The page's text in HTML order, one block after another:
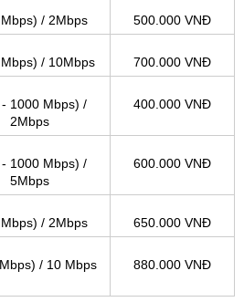
/ 2Mbps 500.000 VNĐ
/ 10Mbps 700.000 VNĐ
1000 Mbps) /
2Mbps
400.000 VNĐ
1000 Mbps) /
5Mbps
600.000 VNĐ
/ 2Mbps 650.000 VNĐ
/ 10 Mbps 880.000 VNĐ